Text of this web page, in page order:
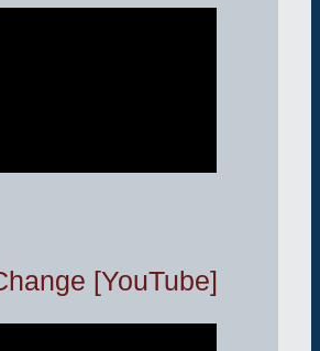
[YouTube]